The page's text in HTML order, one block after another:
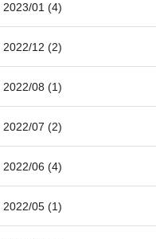
2023/01 (4)
2022/12 (2)
2022/08 (1)
2022/07 (2)
2022/06 (4)
2022/05 (1)